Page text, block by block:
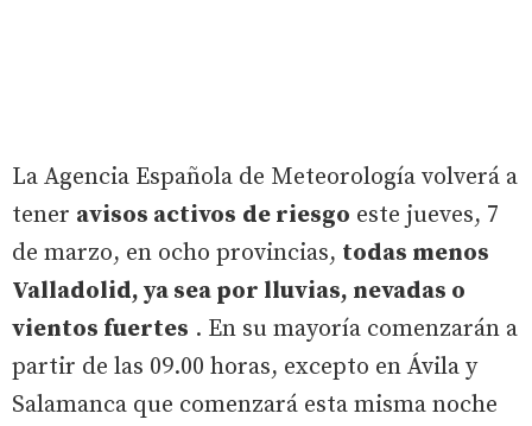
La Agencia Española de Meteorología volverá a
tener avisos activos de riesgo este jueves, 7
de marzo, en ocho provincias, todas menos
Valladolid, ya sea por lluvias, nevadas o
vientos fuertes . En su mayoría comenzarán a
partir de las 09.00 horas, excepto en Ávila y
Salamanca que comenzará esta misma noche